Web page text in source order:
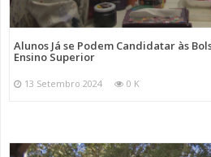
Alunos Já se Podem Candidatar às
Ensino Superior
13 Setembro 2024 0 K